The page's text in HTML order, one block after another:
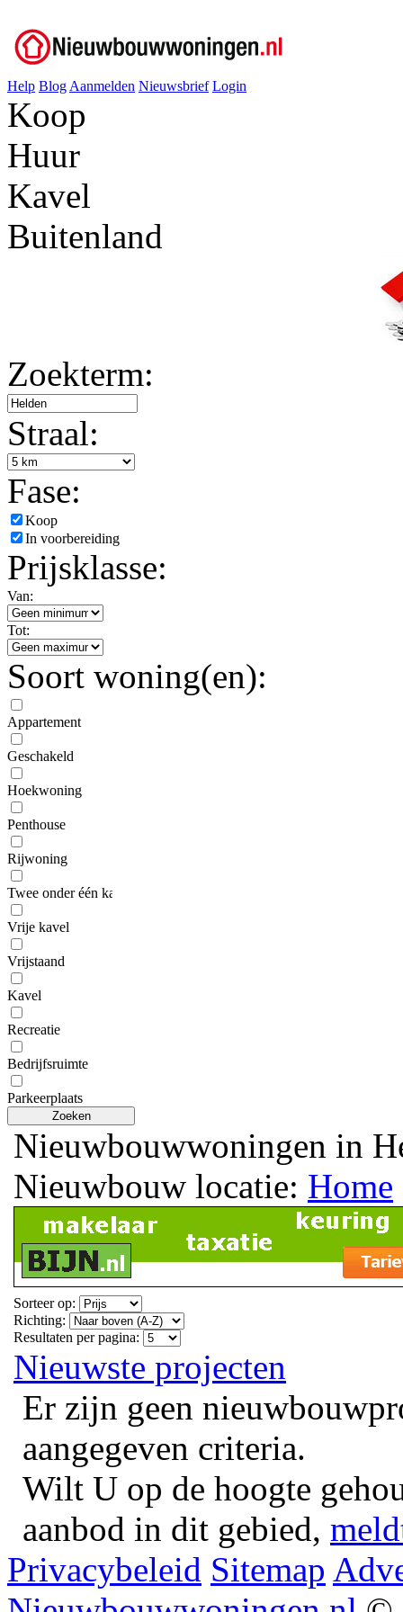
Help Blog Aanmelden Nieuwsbrief Login
Koop
Huur
Kavel
Buitenland
Zoekterm:
Straal:
Fase:
Koop
In voorbereiding
Prijsklasse:
Van:
Tot:
Soort woning(en):
Appartement
Geschakeld
Hoekwoning
Penthouse
Rijwoning
Twee onder één kap
Vrije kavel
Vrijstaand
Kavel
Recreatie
Bedrijfsruimte
Parkeerplaats
Zoeken
Nieuwbouwwoningen in
Nieuwbouw locatie: Home
Sorteer op:
Richting:
Resultaten per pagina:
Nieuwste projecten
Er zijn geen
aangegeven criteria.
Wilt U op de hoogte
aanbod in dit gebied,
Privacybeleid Sitemap